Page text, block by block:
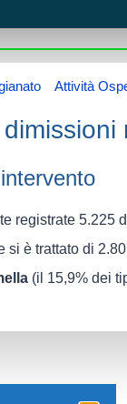
Attività
registrate 5.225
è trattato di
(il 15,9% dei